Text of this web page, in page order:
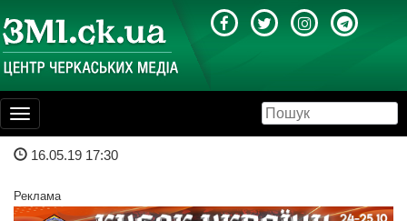
Toggle
navigation
16.05.19 17:30
Реклама